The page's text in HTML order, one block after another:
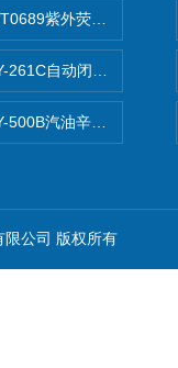
紫外荧光测硫仪
261C自动闭口闪点测定
500B汽油辛烷值测定仪
公司 版权所有